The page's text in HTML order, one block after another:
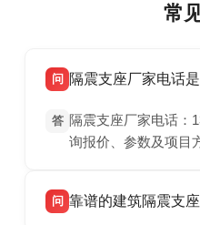
常
问 隔震支座厂家电话
答 隔震支座厂家电话：
询报价、参数及项目
问 靠谱的建筑隔震支